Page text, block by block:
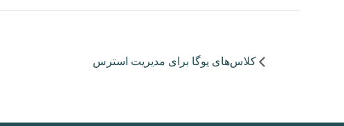
کلاس‌های یوگا برای مدیریت استرس